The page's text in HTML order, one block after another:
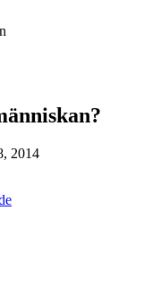
2014